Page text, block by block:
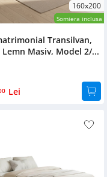
160x200
Somiera inclusa
Transilvan,
Lemn Masiv, Model 2/...
Lei